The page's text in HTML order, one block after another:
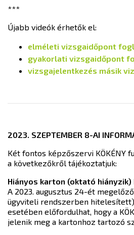
***
Újabb videók érhetők el:
elméleti vizsgaidőpont
gyakorlati vizsgaidőpont
vizsgajelentkezés másik
2023. SZEPTEMBER 8-AI
Két fontos képzőszervi KÖKÉNY
a következőkről tájékoztatjuk:
Hiányos karton (oktató hiányzik)
A 2023. augusztus 24-ét
ügyviteli rendszerben
esetében előfordulhat, hogy a
jelenik meg a kartonhoz tartozó